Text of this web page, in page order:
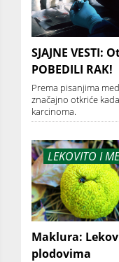
SJAJNE
POBEDILI RAK!
Prema pisanjima
značajno otkriće
karcinoma.
LEKOVITO I
Maklura:
plodovima